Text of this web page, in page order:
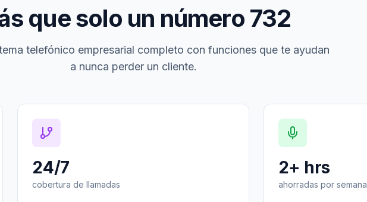
que solo un número 732
telefónico empresarial completo con funciones que te ayudan
a nunca perder un cliente.
24/7
cobertura de llamadas
2+ hrs
ahorradas por semana